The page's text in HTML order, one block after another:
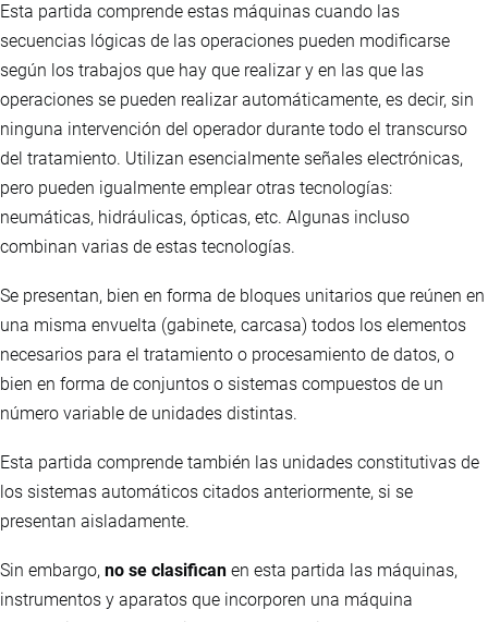
Esta partida comprende estas máquinas cuando las
secuencias lógicas de las operaciones pueden modificarse
según los trabajos que hay que realizar y en las que las
operaciones se pueden realizar automáticamente, es decir, sin
ninguna intervención del operador durante todo el transcurso
del tratamiento. Utilizan esencialmente señales electrónicas,
pero pueden igualmente emplear otras tecnologías:
neumáticas, hidráulicas, ópticas, etc. Algunas incluso
combinan varias de estas tecnologías.
Se presentan, bien en forma de bloques unitarios que reúnen en
una misma envuelta (gabinete, carcasa) todos los elementos
necesarios para el tratamiento o procesamiento de datos, o
bien en forma de conjuntos o sistemas compuestos de un
número variable de unidades distintas.
Esta partida comprende también las unidades constitutivas de
los sistemas automáticos citados anteriormente, si se
presentan aisladamente.
Sin embargo, no se clasifican en esta partida las máquinas,
instrumentos y aparatos que incorporen una máquina